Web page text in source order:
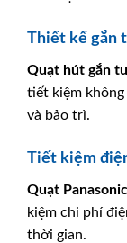
Thiết kế gắn
Quạt hút gắn
tiết kiệm không
và bảo trì.
Tiết kiệm
Quạt Panasonic
kiệm chi phí
thời gian.